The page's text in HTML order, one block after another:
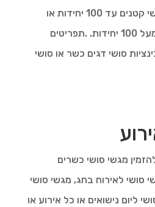
מציעים מבחר מגשי סושי קטנים עד 100 יחידות או
מגשי סושי גדולים עם מעל 100 יחידות. .תפריטים
סושי דגים כשר או סושי
מגשי סושי כשרים
סושי לאירוח בחג, מגשי סושי
ליום נישואים או כל אירוע או